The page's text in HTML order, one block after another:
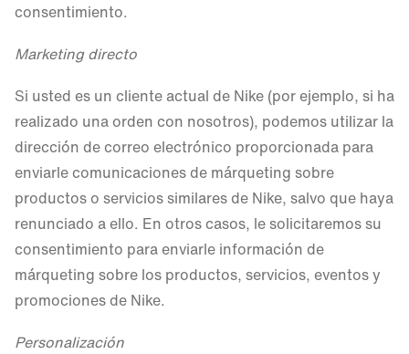
consentimiento.
Marketing directo
Si usted es un cliente actual de Nike (por ejemplo, si ha
realizado una orden con nosotros), podemos utilizar la
dirección de correo electrónico proporcionada para
enviarle comunicaciones de márqueting sobre
productos o servicios similares de Nike, salvo que haya
renunciado a ello. En otros casos, le solicitaremos su
consentimiento para enviarle información de
márqueting sobre los productos, servicios, eventos y
promociones de Nike.
Personalización